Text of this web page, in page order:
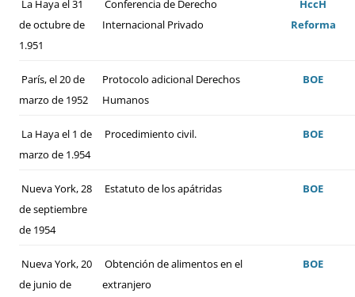
La Haya el 31
de octubre de
1.951
Conferencia de Derecho
Internacional Privado
HccH
Reforma
París, el 20 de
marzo de 1952
Protocolo adicional Derechos
Humanos
BOE
La Haya el 1 de
marzo de 1.954
Procedimiento civil. BOE
Nueva York, 28
de septiembre
de 1954
Estatuto de los apátridas BOE
Nueva York, 20
de junio de
Obtención de alimentos en el
extranjero
BOE